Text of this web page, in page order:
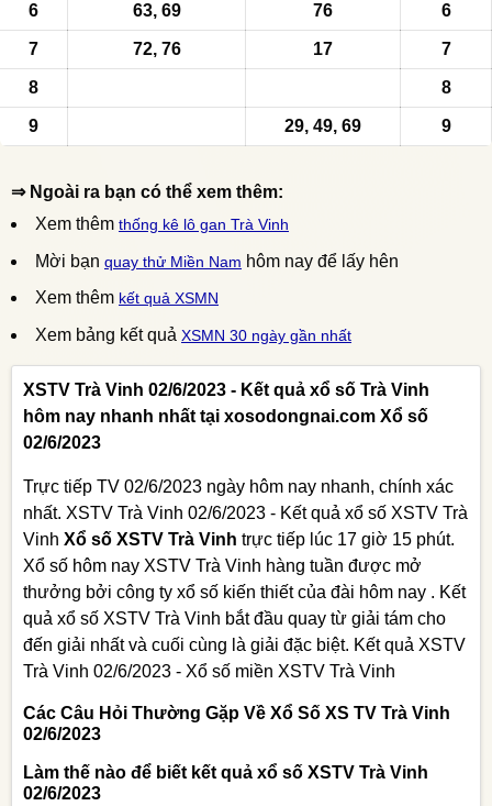
6 63, 69
7 72, 76
8
9
76 6
17 7
8
29, 49, 69 9
⇒ Ngoài ra bạn có thể xem thêm:
Xem thêm thống kê lô gan Trà Vinh
Mời bạn quay thử Miền Nam hôm nay để lấy hên
Xem thêm kết quả XSMN
Xem bảng kết quả XSMN 30 ngày gần nhất
XSTV Trà Vinh 02/6/2023 - Kết quả xổ số Trà Vinh
hôm nay nhanh nhất tại xosodongnai.com Xổ số
02/6/2023
Trực tiếp TV 02/6/2023 ngày hôm nay nhanh, chính xác
nhất. XSTV Trà Vinh 02/6/2023 - Kết quả xổ số XSTV Trà
Vinh Xổ số XSTV Trà Vinh trực tiếp lúc 17 giờ 15 phút.
Xổ số hôm nay XSTV Trà Vinh hàng tuần được mở
thưởng bởi công ty xổ số kiến thiết của đài hôm nay . Kết
quả xổ số XSTV Trà Vinh bắt đầu quay từ giải tám cho
đến giải nhất và cuối cùng là giải đặc biệt. Kết quả XSTV
Trà Vinh 02/6/2023 - Xổ số miền XSTV Trà Vinh
Các Câu Hỏi Thường Gặp Về Xổ Số XS TV Trà Vinh
02/6/2023
Làm thế nào để biết kết quả xổ số XSTV Trà Vinh
02/6/2023